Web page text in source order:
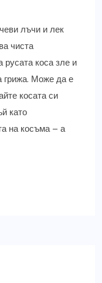
лъчи и лек
чиста
русата коса зле и
грижа. Може да е
косата си
като
на косъма – а